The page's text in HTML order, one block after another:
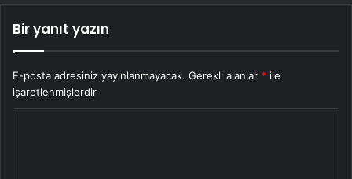
Bir yanıt yazın
E-posta adresiniz yayınlanmayacak. Gerekli alanlar * ile
işaretlenmişlerdir